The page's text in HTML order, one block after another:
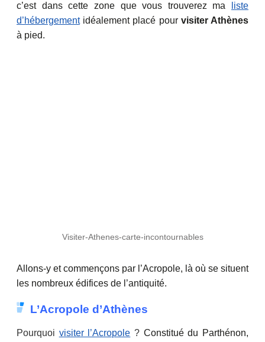
c’est dans cette zone que vous trouverez ma
liste
d’hébergementidéalement placé pour visiter Athènes
à pied.
Visiter-Athenes-carte-incontournables
Allons-y et commençons par l’Acropole, là où se situent
les nombreux édifices de l’antiquité.
L’Acropole d’Athènes
Pourquoi visiter l’Acropole ? Constitué du Parthénon,